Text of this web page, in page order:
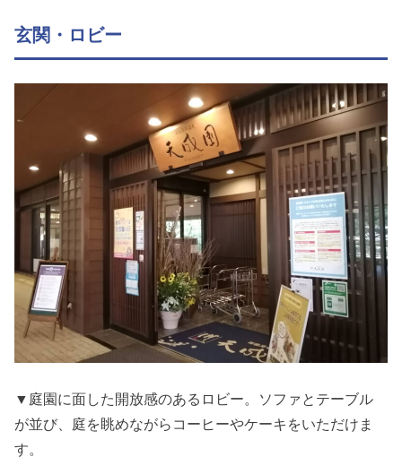
玄関・ロビー
▼庭園に面した開放感のあるロビー。ソファとテーブル
が並び、庭を眺めながらコーヒーやケーキをいただけま
す。